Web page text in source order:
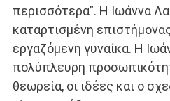
περισσότερα”. Η Ιωάννα
καταρτισμένη
εργαζόμενη γυναίκα. Η
πολύπλευρη
θεωρεία, οι ιδέες και ο